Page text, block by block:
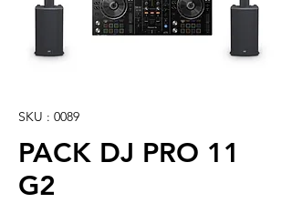
SKU : 0089
PACK DJ PRO 11
G2